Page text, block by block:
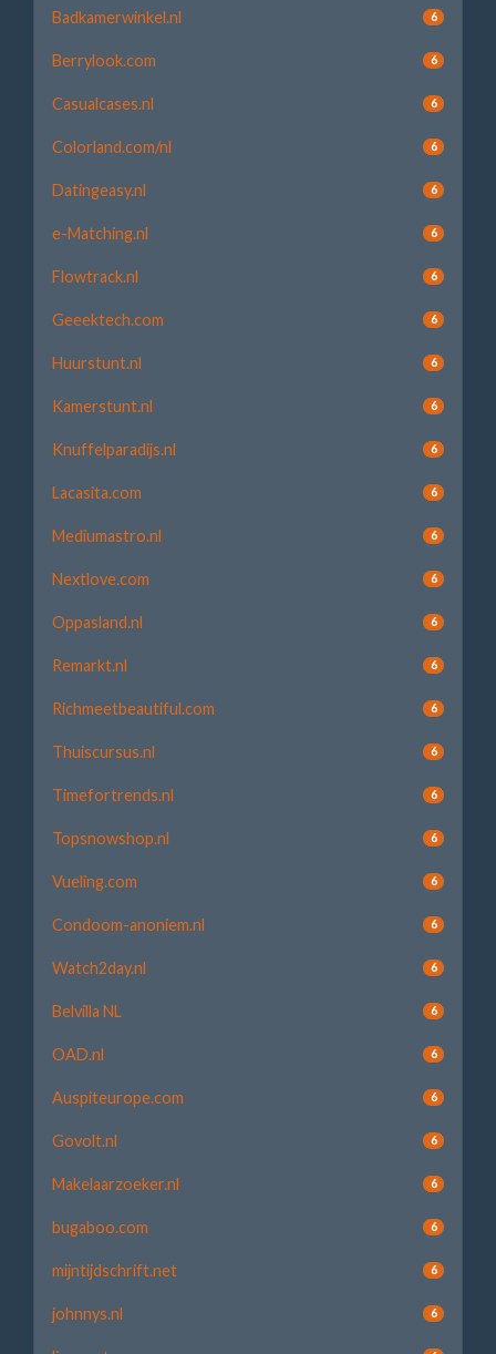
Badkamerwinkel.nl 6
Berrylook.com 6
Casualcases.nl 6
Colorland.com/nl 6
Datingeasy.nl 6
e-Matching.nl 6
Flowtrack.nl 6
Geeektech.com 6
Huurstunt.nl 6
Kamerstunt.nl 6
Knuffelparadijs.nl 6
Lacasita.com 6
Mediumastro.nl 6
Nextlove.com 6
Oppasland.nl 6
Remarkt.nl 6
Richmeetbeautiful.com 6
Thuiscursus.nl 6
Timefortrends.nl 6
Topsnowshop.nl 6
Vueling.com 6
Condoom-anoniem.nl 6
Watch2day.nl 6
Belvilla NL 6
OAD.nl 6
Auspiteurope.com 6
Govolt.nl 6
Makelaarzoeker.nl 6
bugaboo.com 6
mijntijdschrift.net 6
johnnys.nl 6